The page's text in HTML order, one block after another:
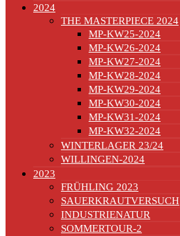
2024
THE MASTERPIECE 2024
MP-KW25-2024
MP-KW26-2024
MP-KW27-2024
MP-KW28-2024
MP-KW29-2024
MP-KW30-2024
MP-KW31-2024
MP-KW32-2024
WINTERLAGER 23/24
WILLINGEN-2024
2023
FRÜHLING 2023
SAUERKRAUTVERSUCH
INDUSTRIENATUR
SOMMERTOUR-2